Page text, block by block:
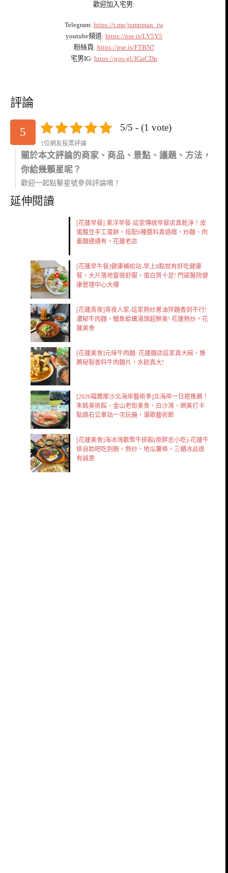
歡迎加入宅男:
Telegram: https://t.me/jumpman_tw
youtube頻道: https://pse.is/LV5Y5
粉絲頁: https://pse.is/FTBN7
宅男IG: https://goo.gl/JGnCDp
評論
5 5/5 - (1 vote)
1位網友投票評論
關於本文評論的商家、商品、景點、議題、方法，
你給幾顆星呢？
歡迎一起點擊星號參與評論唷！
延伸閱讀
[花蓮早餐] 東洋早餐-這家傳統早餐店真乾淨！皮
蛋酸豆手工蛋餅，搭配6種醬料真過癮，炒麵、肉
羹麵通通有，花蓮老店
[花蓮早午餐]健康補給站-早上8點就有好吃健康
餐，大片落地窗很舒服，蛋白質十足! 門諾醫院健
康管理中心大樓
[花蓮宵夜]宵夜人家-這家熱炒蔥油拌麵香到不行!
濃郁牛肉麵、鱸魚蛤蠣湯頭超鮮美! 花蓮熱炒，花
蓮美食
[花蓮美食]元味牛肉麵: 花蓮麵店這家真大碗，推
薦秘製香料牛肉麵片，水餃真大!
[2026福爾摩沙北海岸藝術季]北海岸一日遊推薦！
朱銘美術館、金山老街美食、白沙灣、網美打卡
點跳石公車站一次玩遍，潮歌藝術節
[花蓮美食]海冰灣歡聚牛排館(原胖忠小吃)-花蓮牛
排自助吧吃到飽，熱炒、地瓜薯條，三櫃冰品很
有誠意